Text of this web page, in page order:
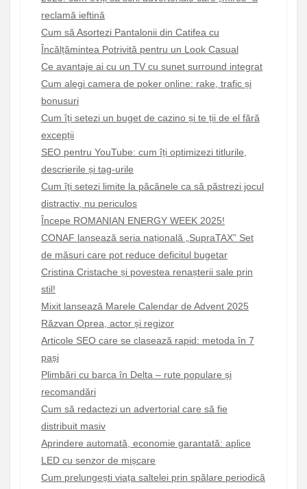
reclamă ieftină
Cum să Asortezi Pantalonii din Catifea cu
Încălțămintea Potrivită pentru un Look Casual
Ce avantaje ai cu un TV cu sunet surround integrat
Cum alegi camera de poker online: rake, trafic și
bonusuri
Cum îți setezi un buget de cazino și te ții de el fără
excepții
SEO pentru YouTube: cum îți optimizezi titlurile,
descrierile și tag-urile
Cum îți setezi limite la păcănele ca să păstrezi jocul
distractiv, nu periculos
Începe ROMANIAN ENERGY WEEK 2025!
CONAF lansează seria națională „SupraTAX” Set
de măsuri care pot reduce deficitul bugetar
Cristina Cristache și povestea renașterii sale prin
stil!
Mixit lansează Marele Calendar de Advent 2025
Răzvan Oprea, actor și regizor
Articole SEO care se clasează rapid: metoda în 7
pași
Plimbări cu barca în Delta – rute populare și
recomandări
Cum să redactezi un advertorial care să fie
distribuit masiv
Aprindere automată, economie garantată: aplice
LED cu senzor de mișcare
Cum prelungești viața saltelei prin spălare periodică